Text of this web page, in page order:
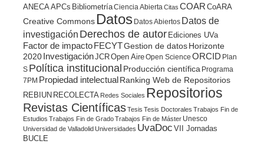
ANECAAPCs BibliometríaCiencia Abierta Citas COAR CoARA
Creative Commons Datos Datos Abiertos Datos de
investigación Derechos de autor Ediciones UVa
Factor de impacto FECYTGestion de datosHorizonte
2020 InvestigaciónJCROpen AireOpen Science ORCID Plan
S Política institucional Producción científica Programa
7PM Propiedad intelectualRanking Web de Repositorios
REBIUN RECOLECTA Redes Sociales Repositorios
Revistas CientíficasTesis Tesis Doctorales Trabajos Fin de
Estudios Trabajos Fin de GradoTrabajos Fin de Máster Unesco
Universidad de Valladolid Universidades UvaDoc VII Jornadas
BUCLE